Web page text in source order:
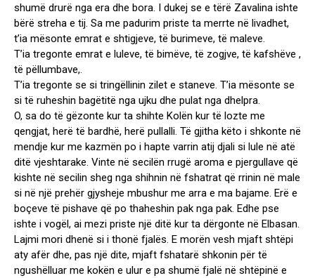
shumë drurë nga era dhe bora. I dukej se e tërë Zavalina ishte
bërë streha e tij. Sa me padurim priste ta merrte në livadhet,
t’ia mësonte emrat e shtigjeve, të burimeve, të maleve.
T’ia tregonte emrat e luleve, të bimëve, të zogjve, të kafshëve ,
të pëllumbave,.
T’ia tregonte se si tringëllinin zilet e staneve. T’ia mësonte se
si të ruheshin bagëtitë nga ujku dhe pulat nga dhelpra.
O, sa do të gëzonte kur ta shihte Kolën kur të lozte me
qengjat, herë të bardhë, herë pullalli. Të gjitha këto i shkonte në
mendje kur me kazmën po i hapte varrin atij djali si lule në atë
ditë vjeshtarake. Vinte në secilën rrugë aroma e pjergullave që
kishte në secilin sheg nga shihnin në fshatrat që rrinin në male
si në një prehër gjysheje mbushur me arra e ma bajame. Erë e
boçeve të pishave që po thaheshin pak nga pak. Edhe pse
ishte i vogël, ai mezi priste një ditë kur ta dërgonte në Elbasan.
Lajmi mori dhenë si i thonë fjalës. E morën vesh mjaft shtëpi
aty afër dhe, pas një dite, mjaft fshatarë shkonin për të
ngushëlluar me kokën e ulur e pa shumë fjalë në shtëpinë e